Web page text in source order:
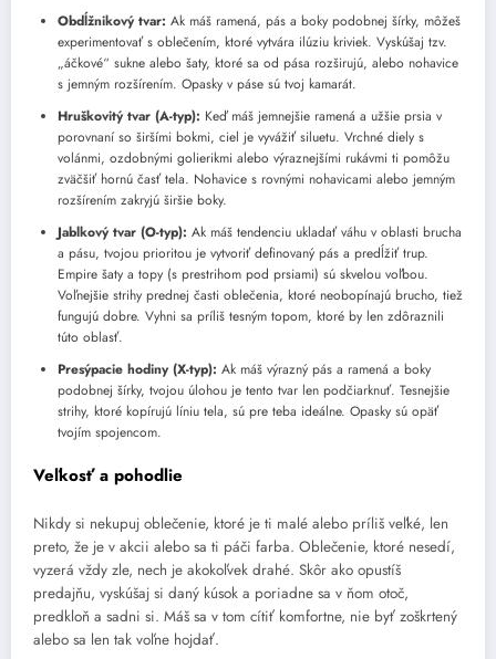
Obdĺžnikový tvar: Ak máš ramená, pás a boky podobnej šírky, môžeš
experimentovať s oblečením, ktoré vytvára ilúziu kriviek. Vyskúšaj tzv.
„áčkové“ sukne alebo šaty, ktoré sa od pása rozširujú, alebo nohavice
s jemným rozšírením. Opasky v páse sú tvoj kamarát.
Hruškovitý tvar (A-typ): Keď máš jemnejšie ramená a užšie prsia v
porovnaní so širšími bokmi, ciel je vyvážiť siluetu. Vrchné diely s
volánmi, ozdobnými golierikmi alebo výraznejšími rukávmi ti pomôžu
zväčšiť hornú časť tela. Nohavice s rovnými nohavicami alebo jemným
rozšírením zakryjú širšie boky.
Jablkový tvar (O-typ): Ak máš tendenciu ukladať váhu v oblasti brucha
a pásu, tvojou prioritou je vytvoriť definovaný pás a predĺžiť trup.
Empire šaty a topy (s prestrihom pod prsiami) sú skvelou voľbou.
Voľnejšie strihy prednej časti oblečenia, ktoré neobopínajú brucho, tiež
fungujú dobre. Vyhni sa príliš tesným topom, ktoré by len zdôraznili
túto oblasť.
Presýpacie hodiny (X-typ): Ak máš výrazný pás a ramená a boky
podobnej šírky, tvojou úlohou je tento tvar len podčiarknuť. Tesnejšie
strihy, ktoré kopírujú líniu tela, sú pre teba ideálne. Opasky sú opäť
tvojím spojencom.
Veľkosť a pohodlie
Nikdy si nekupuj oblečenie, ktoré je ti malé alebo príliš veľké, len
preto, že je v akcii alebo sa ti páči farba. Oblečenie, ktoré nesedí,
vyzerá vždy zle, nech je akokoľvek drahé. Skôr ako opustíš
predajňu, vyskúšaj si daný kúsok a poriadne sa v ňom otoč,
predkloň a sadni si. Máš sa v tom cítiť komfortne, nie byť zoškrtený
alebo sa len tak voľne hojdať.